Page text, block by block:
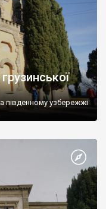
південному узбережжі